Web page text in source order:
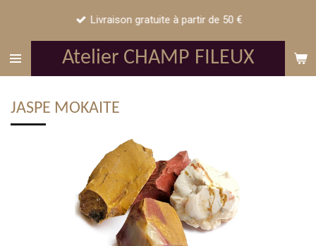
Atelier CHAMP FILEUX
Livraison gratuite à partir de 50 €
JASPE MOKAITE